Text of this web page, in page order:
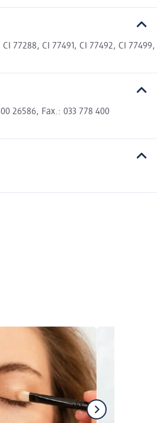
CI 77288, CI 77491, CI 77492, CI 77499,
26586, Fax.: 033 778 400